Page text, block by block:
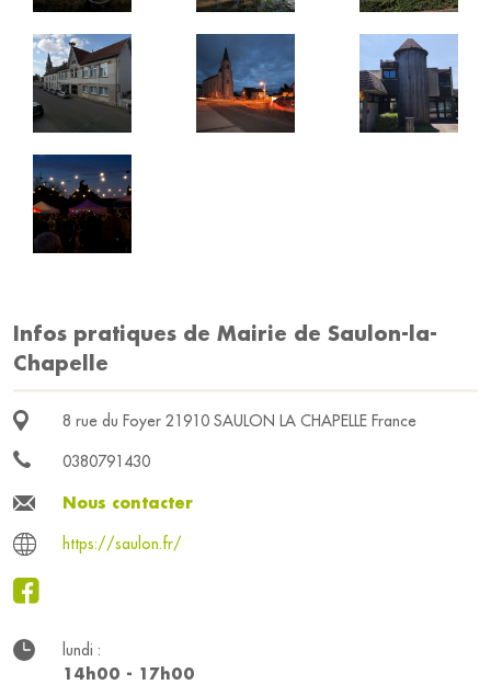
Infos pratiques de Mairie de Saulon-la-
Chapelle
8 rue du Foyer 21910 SAULON LA CHAPELLE France
0380791430
Nous contacter
https://saulon.fr/
lundi :
14h00 - 17h00